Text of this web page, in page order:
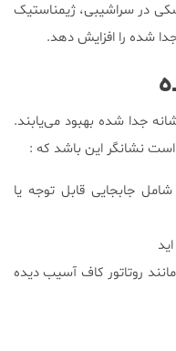
در سراشیبی‌، ژیمناستیک
شده را افزایش دهد.
جدا شده بهبود می‌یابند.
است نشانگر این باشد که :
جابجایی قابل توجه یا
روتاتور کاف آسیب دیده